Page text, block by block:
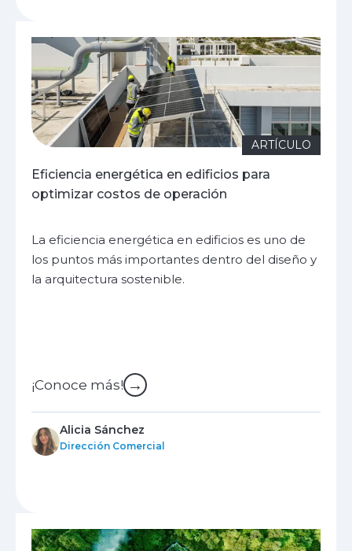
ARTÍCULO
Eficiencia energética en edificios para
optimizar costos de operación
La eficiencia energética en edificios es uno de
los puntos más importantes dentro del diseño y
la arquitectura sostenible.
¡Conoce más! →
Alicia Sánchez
Dirección Comercial